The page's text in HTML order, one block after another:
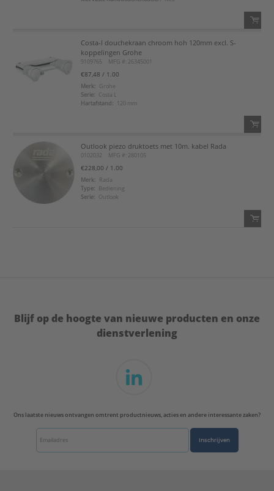
QTY:
Voeg toe aan favorietenlijst
Costa-l douchekraan chroom hoh 120mm excl. S-
koppelingen Grohe
9109765 MFG #: 26345001
€87,48 / 1.00
Merk:
Grohe
Serie:
Costa L
Hartafstand:
120 mm
Voeg toe aan favorietenlijst
Outlook piezo druktoets met 10m. kabel Rada
0102032 MFG #: 280105
€228,00 / 1.00
Merk:
Rada
Type:
Bediening
Serie:
Outlook
Blijf op de hoogte van nieuwe producten en onze
dienstverlening
Ons laatste nieuws ontvangen omtrent productnieuws, acties en andere interessante zaken?
Inschrijven